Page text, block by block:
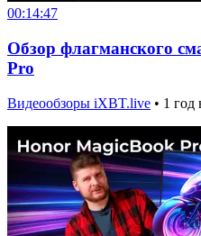
00:14:47
Обзор флагманского
Pro
Видеообзоры iXBT.live • 1 год